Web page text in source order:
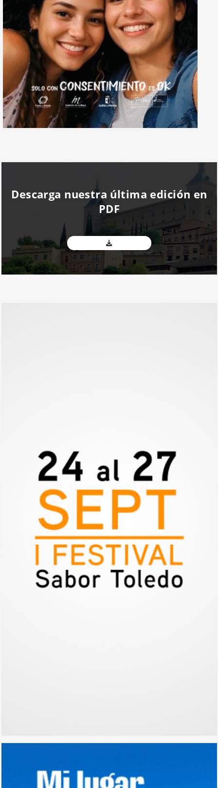
Descarga nuestra última edición en
PDF